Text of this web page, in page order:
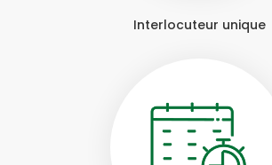
Interlocuteur unique